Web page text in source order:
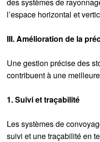
l’espace horizontal et
III. Amélioration de la
Une gestion précise des
contribuent à une
1. Suivi et traçabilité
Les systèmes de
suivi et une traçabilité en